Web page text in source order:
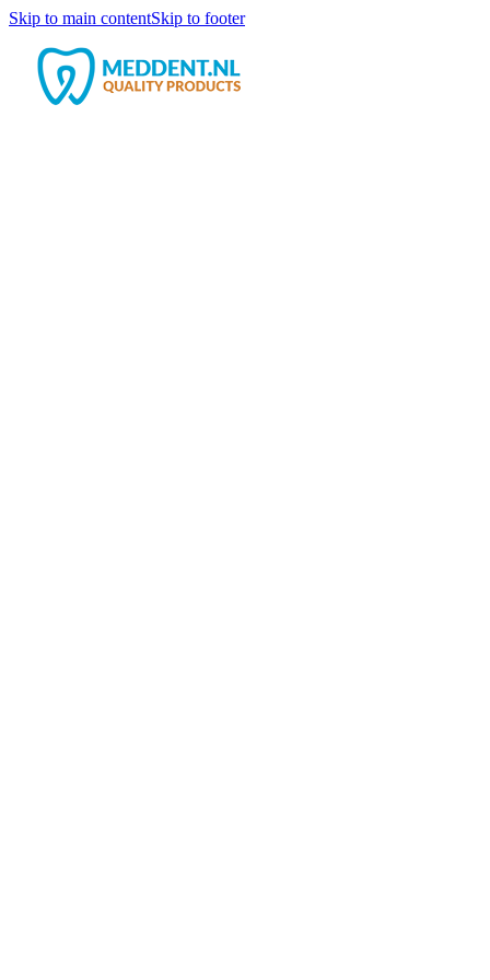
Skip to main contentSkip to footer